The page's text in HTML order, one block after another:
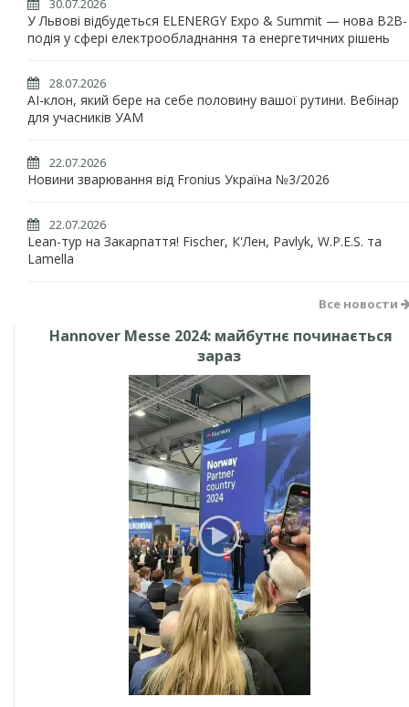
30.07.2026
У Львові відбудеться ELENERGY Expo & Summit — нова B2B-
подія у сфері електрообладнання та енергетичних рішень
28.07.2026
AI-клон, який бере на себе половину вашої рутини. Вебінар
для учасників УАМ
22.07.2026
Новини зварювання від Fronius Україна №3/2026
22.07.2026
Lean-тур на Закарпаття! Fischer, К'Лен, Pavlyk, W.P.E.S. та
Lamella
Все новости
Hannover Messe 2024: майбутнє починається
зараз